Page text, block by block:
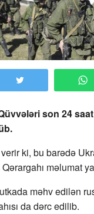
son 24
ki, bu barədə
məlumat
məhv edilən
da dərc edilib.